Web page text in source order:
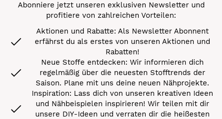
Abonniere jetzt unseren exklusiven Newsletter und
profitiere von zahlreichen Vorteilen:
Aktionen und Rabatte: Als Newsletter Abonnent
erfährst du als erstes von unseren Aktionen und
Rabatten!
Neue Stoffe entdecken: Wir informieren dich
regelmäßig über die neuesten Stofftrends der
Saison. Plane mit uns deine neuen Nähprojekte.
Inspiration: Lass dich von unseren kreativen Ideen
und Nähbeispielen inspirieren! Wir teilen mit dir
unsere DIY-Ideen und verraten dir die heißesten